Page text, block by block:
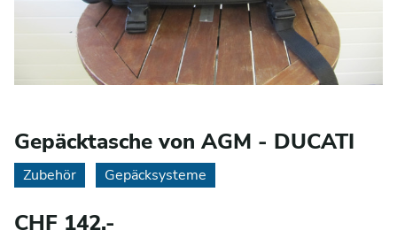
Gepäcktasche von AGM - DUCATI
Zubehör Gepäcksysteme
CHF 142.-